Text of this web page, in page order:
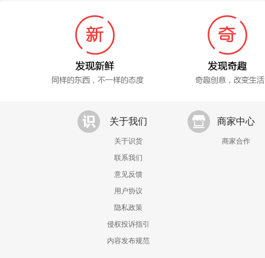
关于我们
关于识货
联系我们
意见反馈
用户协议
隐私政策
侵权投诉指引
内容发布规范
商家中心
商家合作